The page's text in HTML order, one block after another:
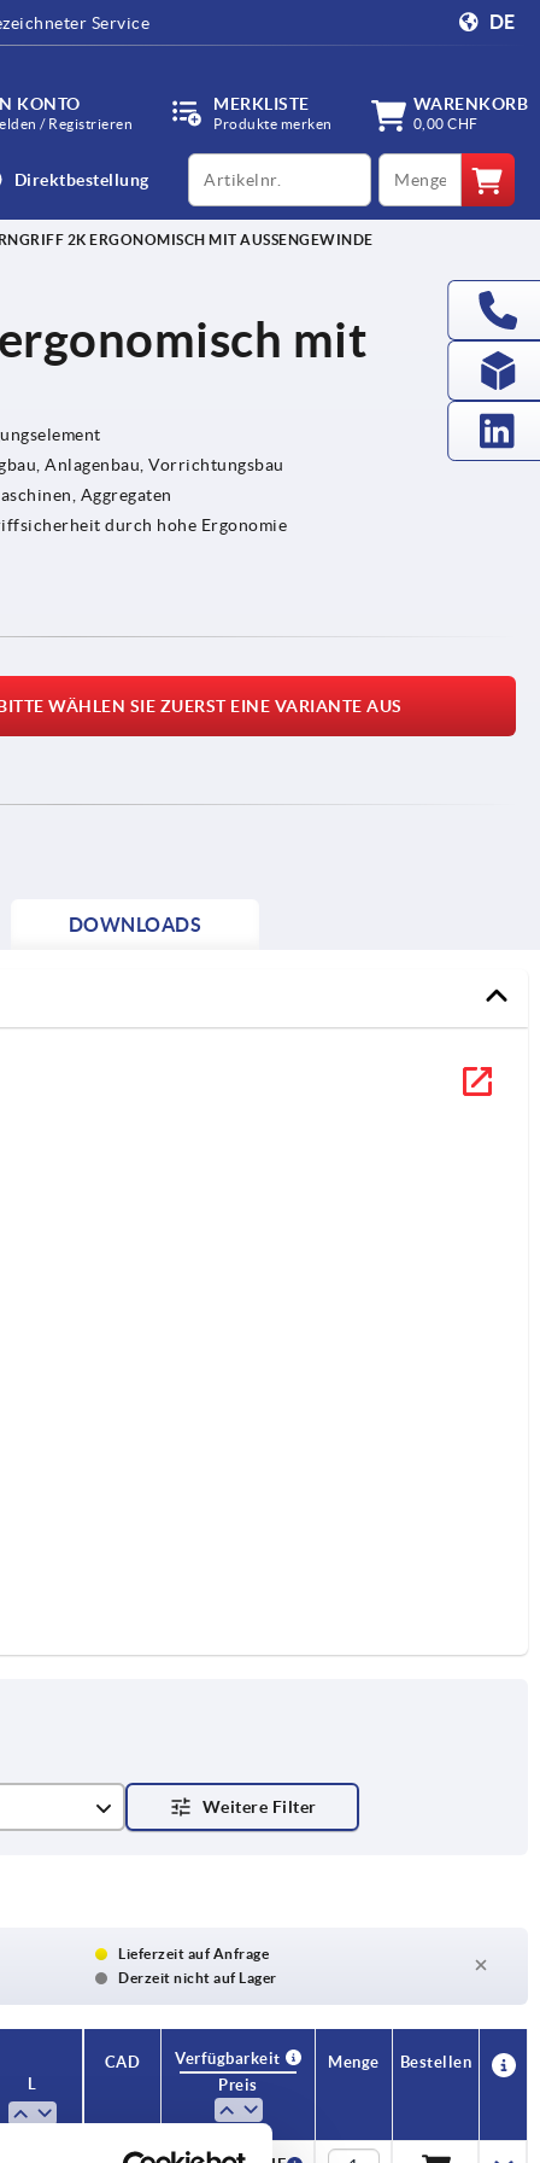
Service DE
KONTO
/ Registrieren
MERKLISTE
Produkte merken
WARENKORB
0,00 CHF
Direktbestellung
productCode qty
2K ERGONOMISCH MIT AUSSENGEWINDE
mit
Anlagenbau, Vorrichtungsbau
Aggregaten
durch hohe Ergonomie
WÄHLEN SIE ZUERST EINE VARIANTE AUS
DOWNLOADS
Lieferzeit auf Anfrage
Derzeit nicht auf Lager
L
CAD
Verfügbarkeit
Preis
Menge Bestellen